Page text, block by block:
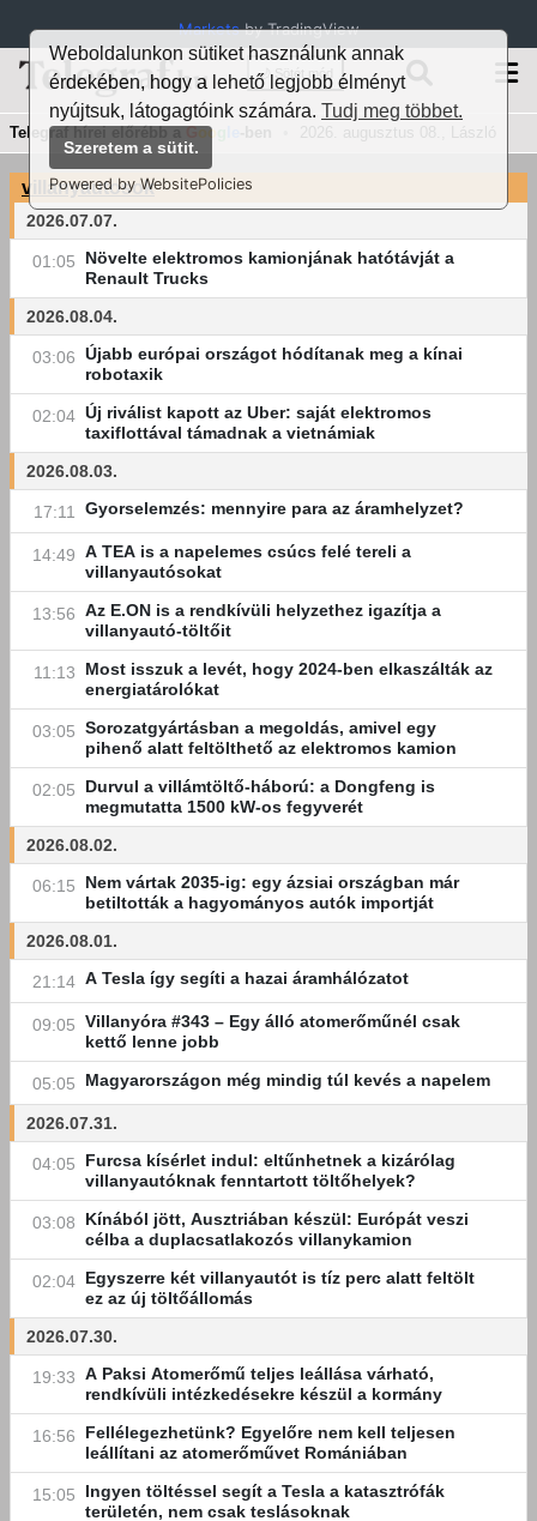
Weboldalunkon sütiket használunk annak
érdekében, hogy a lehető legjobb élményt
nyújtsuk, látogagtóink számára. Tudj meg többet.
Szeretem a sütit.
Powered by WebsitePolicies
Marketsby TradingView
🌙 Sötét mód
Telegraf hírei előrébb a oo
villanyautosok
2026.07.07.
01:05
Növelte elektromos kamionjának hatótávját a
Renault Trucks
2026.08.04.
03:06 Újabb európai országot hódítanak meg a kínai
robotaxik
02:04 Új riválist kapott az Uber: saját elektromos
taxiflottával támadnak a vietnámiak
2026.08.03.
17:11 Gyorselemzés: mennyire para az áramhelyzet?
14:49 A TEA is a napelemes csúcs felé tereli a
villanyautósokat
13:56 Az E.ON is a rendkívüli helyzethez igazítja a
villanyautó-töltőit
11:13
Most isszuk a levét, hogy 2024-ben elkaszálták az
energiatárolókat
03:05 Sorozatgyártásban a megoldás, amivel egy
pihenő alatt feltölthető az elektromos kamion
02:05
Durvul a villámtöltő-háború: a Dongfeng is
megmutatta 1500 kW-os fegyverét
2026.08.02.
06:15
Nem vártak 2035-ig: egy ázsiai országban már
betiltották a hagyományos autók importját
2026.08.01.
21:14 A Tesla így segíti a hazai áramhálózatot
09:05 Villanyóra #343 – Egy álló atomerőműnél csak
kettő lenne jobb
05:05 Magyarországon még mindig túl kevés a napelem
2026.07.31.
04:05
Furcsa kísérlet indul: eltűnhetnek a kizárólag
villanyautóknak fenntartott töltőhelyek?
03:08
Kínából jött, Ausztriában készül: Európát veszi
célba a duplacsatlakozós villanykamion
02:04 Egyszerre két villanyautót is tíz perc alatt feltölt
ez az új töltőállomás
2026.07.30.
19:33 A Paksi Atomerőmű teljes leállása várható,
rendkívüli intézkedésekre készül a kormány
16:56
Fellélegezhetünk? Egyelőre nem kell teljesen
leállítani az atomerőművet Romániában
15:05
Ingyen töltéssel segít a Tesla a katasztrófák
területén, nem csak teslásoknak